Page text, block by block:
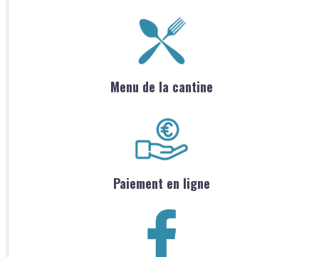
Menu de la cantine
Paiement en ligne